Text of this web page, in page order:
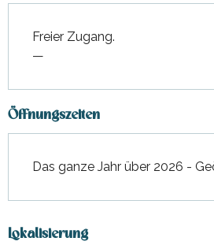
Freier Zugang.
—
Öffnungszeiten
Das ganze Jahr über 2026 -
Lokalisierung